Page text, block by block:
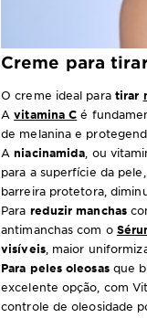
Creme para
O creme ideal para tirar
Avitamina C é
de melanina e
Aniacinamida, ou
para a superfície da
barreira protetora,
Para reduzir manchas
antimanchas com o
visíveis, maior
Para peles oleosasque
excelente opção, com
controle de oleosidade